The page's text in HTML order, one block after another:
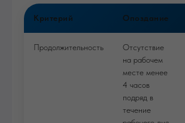
Критерий Опоздание
Продолжительность
Отсутствие
на рабочем
месте менее
4 часов
подряд в
течение